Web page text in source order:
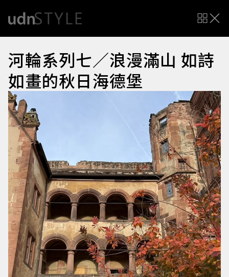
河輪系列七／浪漫滿山 如詩
如畫的秋日海德堡